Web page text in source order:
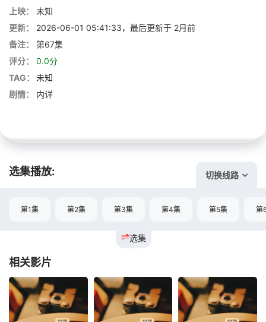
上映：
未知
更新：
2026-06-01 05:41:33，最后更新于 2月前
备注：
第67集
评分：
0.0分
TAG：
未知
剧情：
内详
选集播放: 切换线路
选集
第1集 第2集 第3集 第4集 第5集 第
相关影片